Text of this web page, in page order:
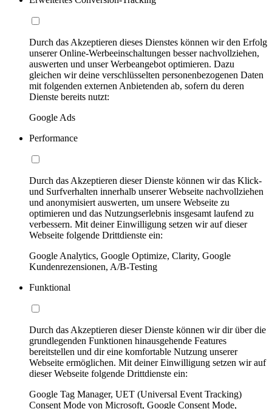
Durch das Akzeptieren dieses Dienstes können wir den Erfolg
unserer Online-Werbeeinschaltungen besser nachvollziehen,
auswerten und unser Werbeangebot optimieren. Dazu
gleichen wir deine verschlüsselten personenbezogenen Daten
mit folgenden externen Anbietenden ab, sofern du deren
Dienste bereits nutzt:
Google Ads
Performance
Durch das Akzeptieren dieser Dienste können wir das Klick-
und Surfverhalten innerhalb unserer Webseite nachvollziehen
und anonymisiert auswerten, um unsere Webseite zu
optimieren und das Nutzungserlebnis insgesamt laufend zu
verbessern. Mit deiner Einwilligung setzen wir auf dieser
Webseite folgende Drittdienste ein:
Google Analytics, Google Optimize, Clarity, Google
Kundenrezensionen, A/B-Testing
Funktional
Durch das Akzeptieren dieser Dienste können wir dir über die
grundlegenden Funktionen hinausgehende Features
bereitstellen und dir eine komfortable Nutzung unserer
Webseite ermöglichen. Mit deiner Einwilligung setzen wir auf
dieser Webseite folgende Drittdienste ein:
Google Tag Manager, UET (Universal Event Tracking)
Consent Mode von Microsoft, Google Consent Mode,